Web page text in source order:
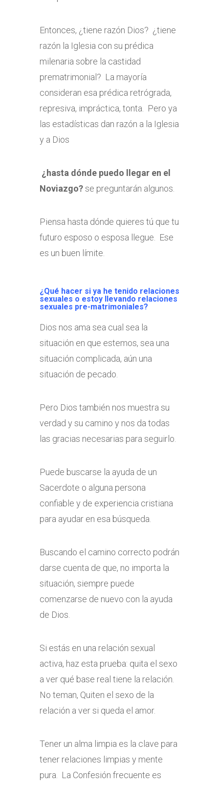
Entonces, ¿tiene razón Dios? ¿tiene
razón la Iglesia con su prédica
milenaria sobre la castidad
prematrimonial? La mayoría
consideran esa prédica retrógrada,
represiva, impráctica, tonta. Pero ya
las estadísticas dan razón a la Iglesia
y a Dios
¿hasta dónde puedo llegar en el
Noviazgo?se preguntarán algunos.
Piensa hasta dónde quieres tú que tu
futuro esposo o esposa llegue. Ese
es un buen límite.
¿Qué hacer si ya he tenido relaciones
sexuales o estoy llevando relaciones
sexuales pre-matrimoniales?
Dios nos ama sea cual sea la
situación en que estemos, sea una
situación complicada, aún una
situación de pecado.
Pero Dios también nos muestra su
verdad y su camino y nos da todas
las gracias necesarias para seguirlo.
Puede buscarse la ayuda de un
Sacerdote o alguna persona
confiable y de experiencia cristiana
para ayudar en esa búsqueda.
Buscando el camino correcto podrán
darse cuenta de que, no importa la
situación, siempre puede
comenzarse de nuevo con la ayuda
de Dios.
Si estás en una relación sexual
activa, haz esta prueba: quita el sexo
a ver qué base real tiene la relación.
No teman, Quiten el sexo de la
relación a ver si queda el amor.
Tener un alma limpia es la clave para
tener relaciones limpias y mente
pura. La Confesión frecuente es